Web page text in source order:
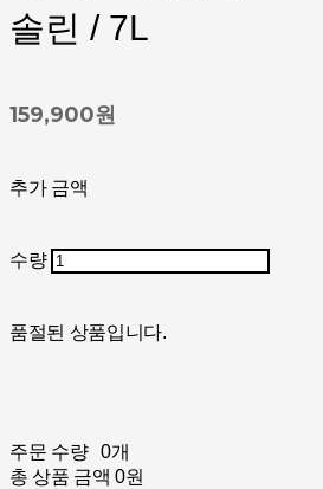
솔린 / 7L
159,900원
추가 금액
수량
품절된 상품입니다.
주문 수량
0개
총 상품 금액 0원